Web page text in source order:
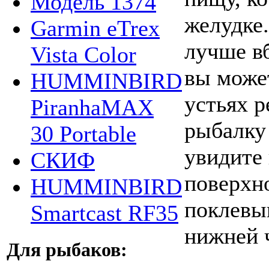
Garmin eTrex
Vista Color
HUMMINBIRD
PiranhaMAX
30 Portable
СКИФ
HUMMINBIRD
Smartcast RF35
Для рыбаков:
лучше
вы
устьях
нижней